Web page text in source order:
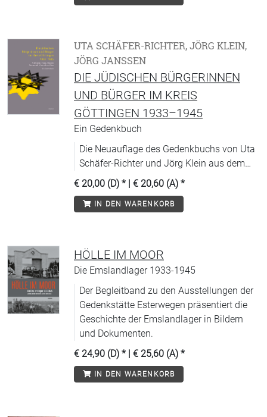
UTA SCHÄFER-RICHTER, JÖRG KLEIN,
JÖRG JANSSEN
DIE JÜDISCHEN BÜRGERINNEN
UND BÜRGER IM KREIS
GÖTTINGEN 1933–1945
Ein Gedenkbuch
Die Neuauflage des Gedenkbuchs von Uta
Schäfer-Richter und Jörg Klein aus dem
Jahr 1992.
€ 20,00 (D) * | € 20,60 (A) *
IN DEN WARENKORB
HÖLLE IM MOOR
Die Emslandlager 1933-1945
Der Begleitband zu den Ausstellungen der
Gedenkstätte Esterwegen präsentiert die
Geschichte der Emslandlager in Bildern
und Dokumenten.
€ 24,90 (D) * | € 25,60 (A) *
IN DEN WARENKORB